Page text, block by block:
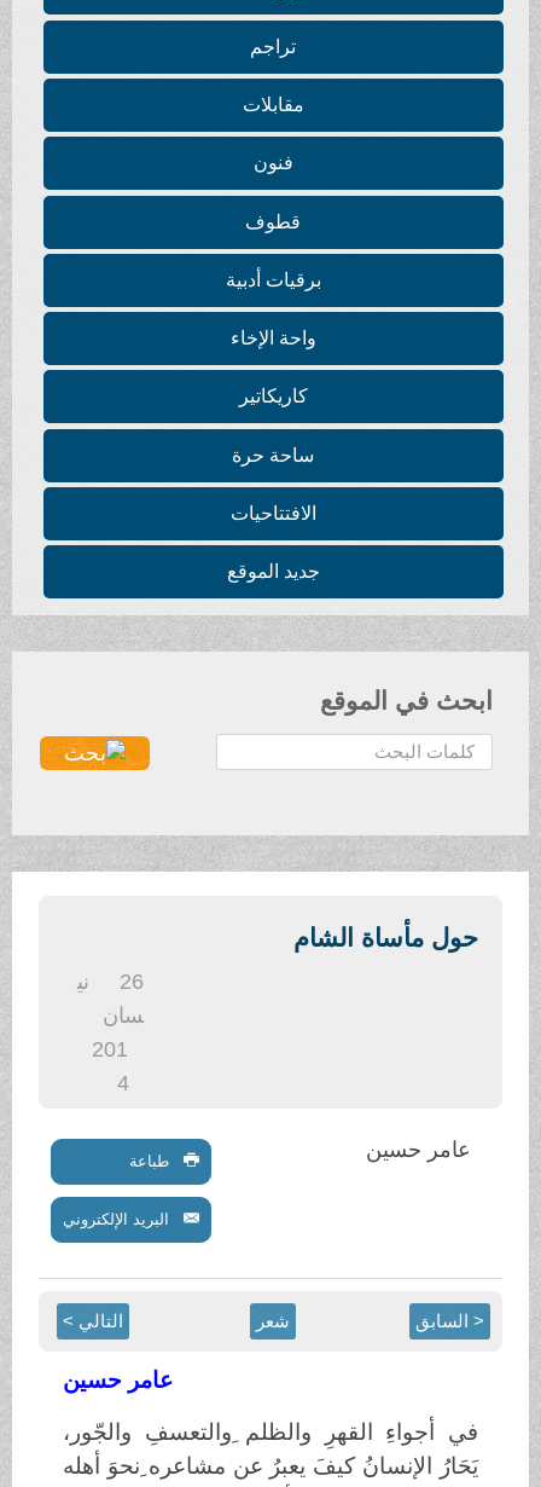
تراجم
مقابلات
فنون
قطوف
برقيات أدبية
واحة الإخاء
كاريكاتير
ساحة حرة
الافتتاحيات
جديد الموقع
ابحث في الموقع
ح
ث
حول مأساة الشام
سان
201
عامر حسين طباعة
البريد الإلكتروني
< السابق شعر التالي >
عامر حسين
في أجواءِ القهرِ والظلم ِوالتعسفِ والجّور،
يَحَارُ الإنسانُ كيفَ يعبرُ عن مشاعره ِنحوَ أهله